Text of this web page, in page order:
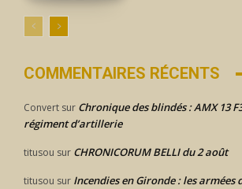
COMMENTAIRES RÉCENTS
Convert sur Chronique des blindés : AMX 13
régiment d’artillerie
titusou sur CHRONICORUM BELLI du 2 août
titusou sur Incendies en Gironde : les armées